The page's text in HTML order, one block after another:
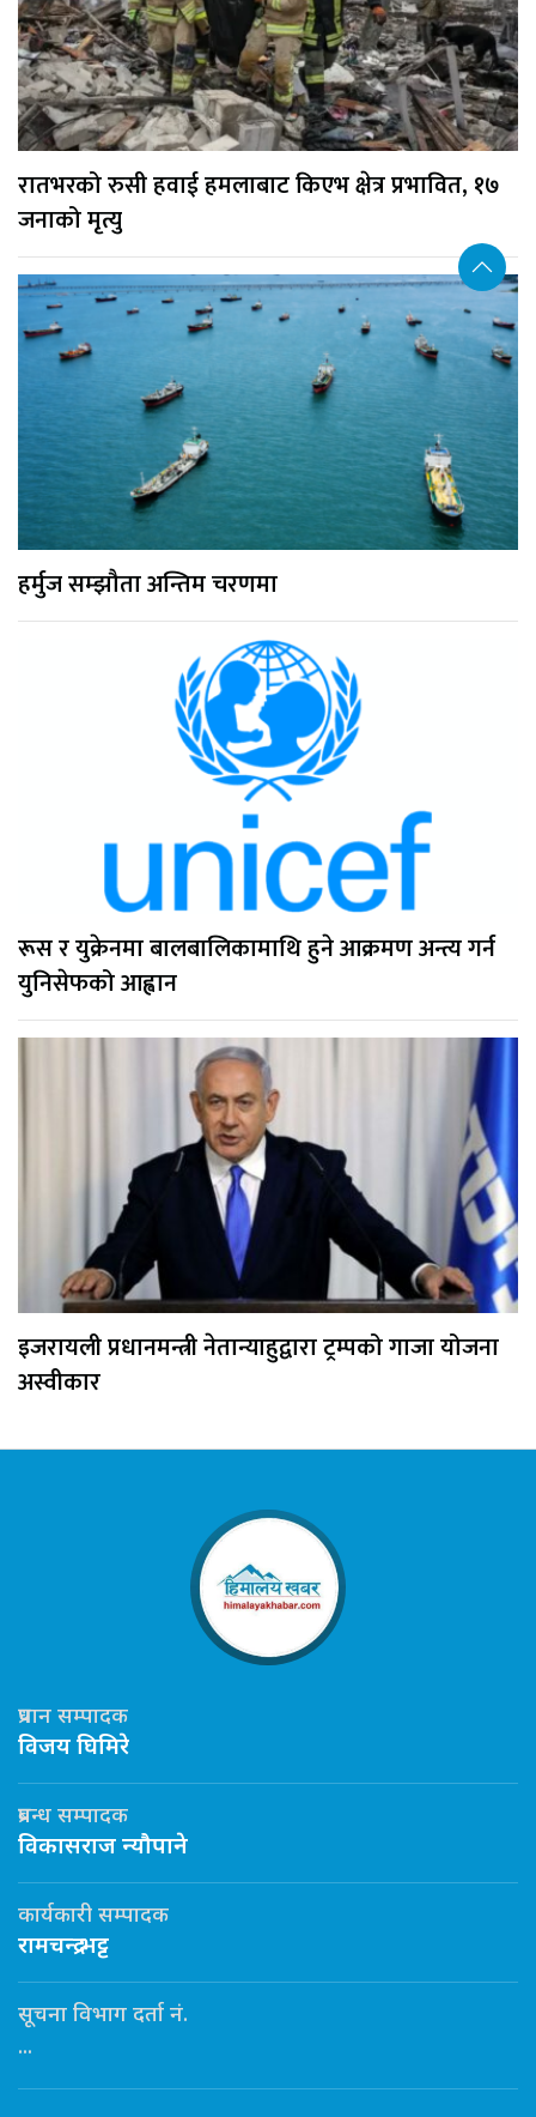
रातभरको रुसी हवाई हमलाबाट किएभ क्षेत्र प्रभावित, १७
जनाको मृत्यु
हर्मुज सम्झौता अन्तिम चरणमा
रूस र युक्रेनमा बालबालिकामाथि हुने आक्रमण अन्त्य गर्न
युनिसेफको आह्वान
इजरायली प्रधानमन्त्री नेतान्याहुद्वारा ट्रम्पको गाजा योजना
अस्वीकार
प्रधान सम्पादक
विजय घिमिरे
प्रबन्ध सम्पादक
विकासराज न्यौपाने
कार्यकारी सम्पादक
रामचन्द्र भट्ट
सूचना विभाग दर्ता नं.
...